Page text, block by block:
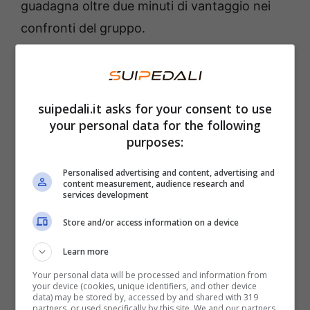
guadagna oltre due minuti di vantaggio nei
confronti del gruppo.
Il primo a transitare sul traguardo volante di
Berre continua a lavorare per l’obiettivo
maglia a pois e si prende il massimo dei punti
corridore transalpino passa in prima
posizione anche sul GPM di seconda
categoria della Cote de Duerne. Archiviata la
salita Holter cade a terra e al comando
restano solo Le Berre e Bayer, con un
margine di circa tre minuti nei confronti del
suipedali.it asks for your consent to use
your personal data for the following
purposes:
Personalised advertising and content, advertising and
content measurement, audience research and
services development
Store and/or access information on a device
Learn more
Your personal data will be processed and information from
your device (cookies, unique identifiers, and other device
data) may be stored by, accessed by and shared with 319